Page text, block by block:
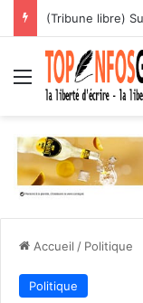
Menu
Accueil / Politique
Politique